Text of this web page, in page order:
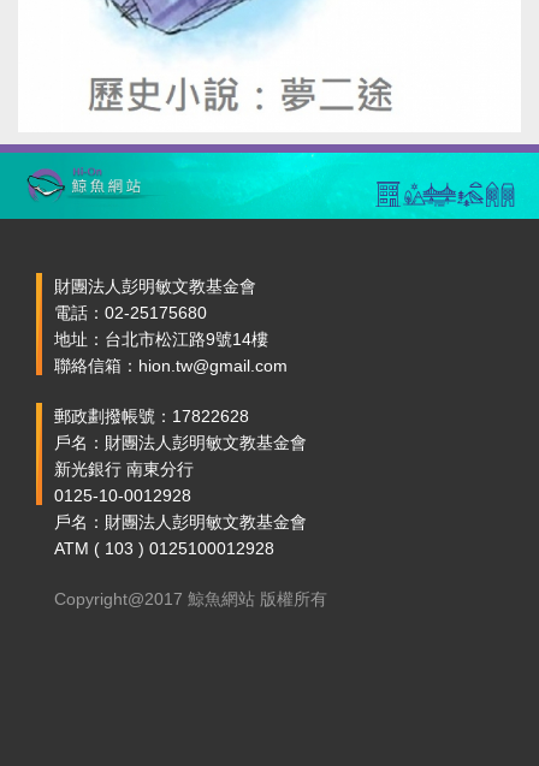
財團法人彭明敏文教基金會
電話：02-25175680
地址：台北市松江路9號14樓
聯絡信箱：hion.tw@gmail.com
郵政劃撥帳號：17822628
戶名：財團法人彭明敏文教基金會
新光銀行 南東分行
0125-10-0012928
戶名：財團法人彭明敏文教基金會
ATM ( 103 ) 0125100012928
Copyright@2017 鯨魚網站 版權所有